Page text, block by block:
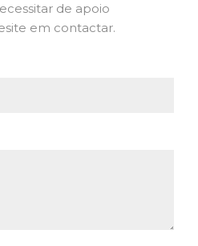
de apoio
em contactar.